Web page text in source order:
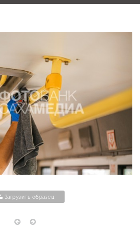
Загрузить образец